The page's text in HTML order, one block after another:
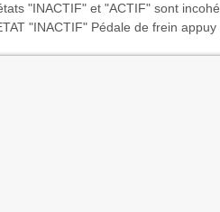
"INACTIF" et "ACTIF" sont
"INACTIF" Pédale de frein appuy